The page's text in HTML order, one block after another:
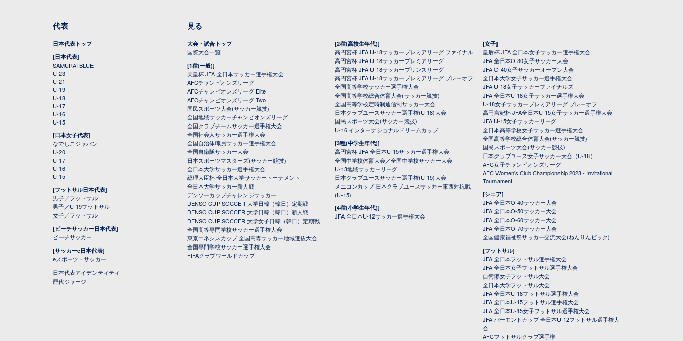
代表
日本代表トップ
[日本代表]
SAMURAI BLUE
U-23
U-21
U-19
U-18
U-17
U-16
U-15
[日本女子代表]
なでしこジャパン
U-20
U-17
U-16
U-15
[フットサル日本代表]
男子／フットサル
男子／U-19フットサル
女子／フットサル
[ビーチサッカー日本代表]
ビーチサッカー
[サッカーe日本代表]
eスポーツ・サッカー
日本代表アイデンティティ
歴代ジャージ
見る
大会・試合トップ
国際大会一覧
[1種(一般)]
天皇杯 JFA 全日本サッカー選手権大会
AFCチャンピオンズリーグ
AFCチャンピオンズリーグ Elite
AFCチャンピオンズリーグ Two
国民スポーツ大会(サッカー競技)
全国地域サッカーチャンピオンズリーグ
全国クラブチームサッカー選手権大会
全国社会人サッカー選手権大会
全国自治体職員サッカー選手権大会
全国自衛隊サッカー大会
日本スポーツマスターズ(サッカー競技)
全日本大学サッカー選手権大会
総理大臣杯 全日本大学サッカートーナメント
全日本大学サッカー新人戦
デンソーカップチャレンジサッカー
DENSO CUP SOCCER 大学日韓（韓日）定期戦
DENSO CUP SOCCER 大学日韓（韓日）新人戦
DENSO CUP SOCCER 大学女子日韓（韓日）定期戦
全国高等専門学校サッカー選手権大会
東京エネシスカップ 全国高専サッカー地域選抜大会
全国専門学校サッカー選手権大会
FIFAクラブワールドカップ
[2種(高校生年代)]
高円宮杯 JFA U-18サッカープレミアリーグ ファイナル
高円宮杯 JFA U-18サッカープレミアリーグ
高円宮杯 JFA U-18サッカープリンスリーグ
高円宮杯 JFA U-18サッカープレミアリーグ プレーオフ
全国高等学校サッカー選手権大会
全国高等学校総合体育大会(サッカー競技)
全国高等学校定時制通信制サッカー大会
日本クラブユースサッカー選手権(U-18)大会
国民スポーツ大会(サッカー競技)
U-16 インターナショナルドリームカップ
[3種(中学生年代)]
高円宮杯 JFA 全日本U-15サッカー選手権大会
全国中学校体育大会／全国中学校サッカー大会
U-13地域サッカーリーグ
日本クラブユースサッカー選手権(U-15)大会
メニコンカップ 日本クラブユースサッカー東西対抗戦
(U-15)
[4種(小学生年代)]
JFA 全日本U-12サッカー選手権大会
[女子]
皇后杯 JFA 全日本女子サッカー選手権大会
JFA 全日本O-30女子サッカー大会
JFA O-40女子サッカーオープン大会
全日本大学女子サッカー選手権大会
JFA U-18女子サッカーファイナルズ
JFA 全日本U-18女子サッカー選手権大会
U-18女子サッカープレミアリーグ プレーオフ
高円宮妃杯 JFA全日本U-15女子サッカー選手権大会
JFA U-15女子サッカーリーグ
全日本高等学校女子サッカー選手権大会
全国高等学校総合体育大会(サッカー競技)
国民スポーツ大会(サッカー競技)
日本クラブユース女子サッカー大会（U-18）
AFC女子チャンピオンズリーグ
AFC Women's Club Championship 2023 - Invitational
Tournament
[シニア]
JFA 全日本O-40サッカー大会
JFA 全日本O-50サッカー大会
JFA 全日本O-60サッカー大会
JFA 全日本O-70サッカー大会
全国健康福祉祭サッカー交流大会(ねんりんピック)
[フットサル]
JFA 全日本フットサル選手権大会
JFA 全日本女子フットサル選手権大会
自衛隊女子フットサル大会
全日本大学フットサル大会
JFA 全日本U-18フットサル選手権大会
JFA 全日本U-15フットサル選手権大会
JFA 全日本U-15女子フットサル選手権大会
JFA バーモントカップ 全日本U-12フットサル選手権大
会
AFCフットサルクラブ選手権